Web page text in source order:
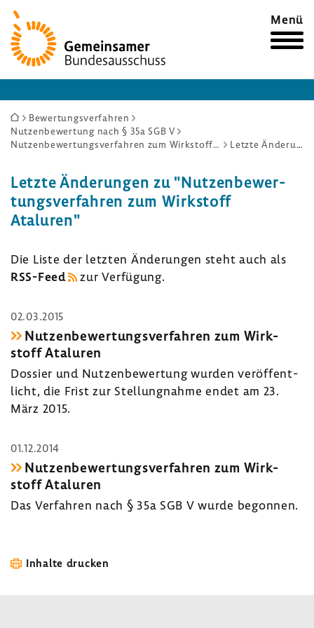
Zur
Startseite
Menü
Sie
sind
Bewertungsverfahren
Nutzenbewertung nach § 35a SGB V
Nutzenbewertungsverfahren zum Wirkstoff Ataluren
Letzte Änderungen
Letzte Ände­rungen zu "Nutzen­be­wer­
tungs­ver­fahren zum Wirk­stoff
Ataluren"
Die Liste der letzten Ände­rungen steht auch als
RSS-​Feed
zur Verfü­gung.
02.03.2015
Nutzen­be­wer­tungs­ver­fahren zum Wirk­
stoff Ataluren
Dossier und Nutzen­be­wer­tung wurden veröf­fent­
licht, die Frist zur Stel­lung­nahme endet am 23.
März 2015.
01.12.2014
Nutzen­be­wer­tungs­ver­fahren zum Wirk­
stoff Ataluren
Das Verfahren nach § 35a SGB V wurde begonnen.
Inhalte drucken